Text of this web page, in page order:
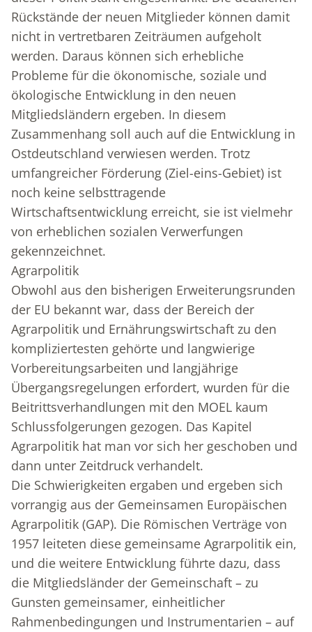
Rückstände der neuen Mitglieder können damit
nicht in vertretbaren Zeiträumen aufgeholt
werden. Daraus können sich erhebliche
Probleme für die ökonomische, soziale und
ökologische Entwicklung in den neuen
Mitgliedsländern ergeben. In diesem
Zusammenhang soll auch auf die Entwicklung in
Ostdeutschland verwiesen werden. Trotz
umfangreicher Förderung (Ziel-eins-Gebiet) ist
noch keine selbsttragende
Wirtschaftsentwicklung erreicht, sie ist vielmehr
von erheblichen sozialen Verwerfungen
gekennzeichnet.
Agrarpolitik
Obwohl aus den bisherigen Erweiterungsrunden
der EU bekannt war, dass der Bereich der
Agrarpolitik und Ernährungswirtschaft zu den
kompliziertesten gehörte und langwierige
Vorbereitungsarbeiten und langjährige
Übergangsregelungen erfordert, wurden für die
Beitrittsverhandlungen mit den MOEL kaum
Schlussfolgerungen gezogen. Das Kapitel
Agrarpolitik hat man vor sich her geschoben und
dann unter Zeitdruck verhandelt.
Die Schwierigkeiten ergaben und ergeben sich
vorrangig aus der Gemeinsamen Europäischen
Agrarpolitik (GAP). Die Römischen Verträge von
1957 leiteten diese gemeinsame Agrarpolitik ein,
und die weitere Entwicklung führte dazu, dass
die Mitgliedsländer der Gemeinschaft – zu
Gunsten gemeinsamer, einheitlicher
Rahmenbedingungen und Instrumentarien – auf